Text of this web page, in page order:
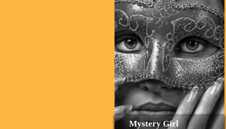
Mystery Girl